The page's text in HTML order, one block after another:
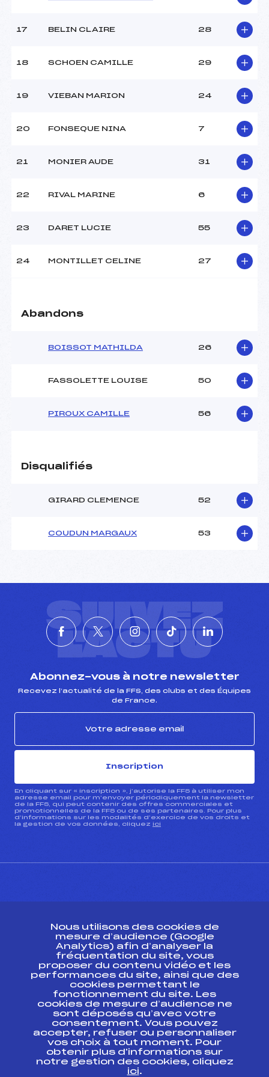
Pou->Min
17 BELIN CLAIRE 28
18 SCHOEN CAMILLE 29
19 VIEBAN MARION 24
20 FONSEQUE NINA 7
21 MONIER AUDE 31
22 RIVAL MARINE 6
23 DARET LUCIE 55
24 MONTILLET CELINE 27
Abandons
BOISSOT MATHILDA 26
FASSOLETTE LOUISE 50
PIROUX CAMILLE 56
Disqualifiés
GIRARD CLEMENCE 52
COUDUN MARGAUX 53
SUIVEZ
L'ACTU
Abonnez-vous à notre newsletter
Recevez l’actualité de la FFS, des clubs et des Équipes
de France.
Inscription
En cliquant sur « inscription », j’autorise la FFS à utiliser mon
adresse email pour m’envoyer périodiquement la newsletter
de la FFS, qui peut contenir des offres commerciales et
promotionnelles de la FFS ou de ses partenaires. Pour plus
d’informations sur les modalités d’exercice de vos droits et
la gestion de vos données, cliquez ici
Ressources
Pass’Neige
Projet sportif fédéral
Projet de performance fédéral
Antidopage
Pôle Développement, Formation, Suivi
Scientifique
Listes ministérielles
Pôle vie de l’athlète
Nous utilisons des cookies de
mesure d’audience (Google
Analytics) afin d’analyser la
fréquentation du site, vous
proposer du contenu vidéo et les
performances du site, ainsi que des
cookies permettant le
fonctionnement du site. Les
cookies de mesure d’audience ne
sont déposés qu’avec votre
consentement. Vous pouvez
accepter, refuser ou personnaliser
vos choix à tout moment. Pour
obtenir plus d'informations sur
notre gestion des cookies, cliquez
ici.